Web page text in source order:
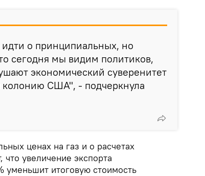
о принципиальных, но
сегодня мы видим политиков,
экономический суверенитет
США", - подчеркнула
ценах на газ и о расчетах
что увеличение экспорта
уменьшит итоговую стоимость